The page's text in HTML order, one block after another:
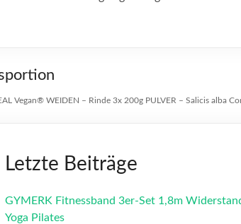
Vegan® WEIDEN – Rinde 3x 200g PULVER – Salicis alba
Letzte Beiträge
GYMERK Fitnessband 3er-Set 1,8m
Yoga Pilates